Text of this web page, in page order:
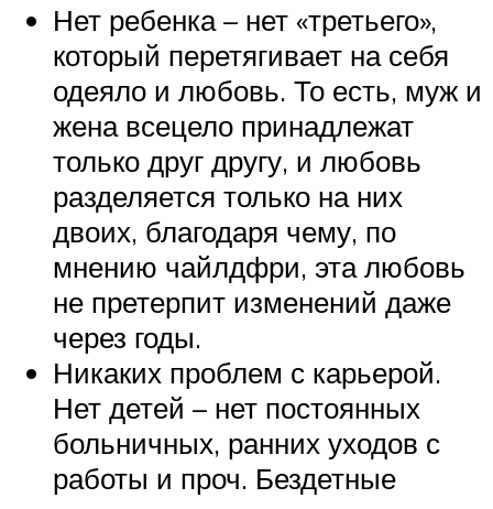
Нет ребенка – нет «третьего»,
который перетягивает на себя
одеяло и любовь. То есть, муж и
жена всецело принадлежат
только друг другу, и любовь
разделяется только на них
двоих, благодаря чему, по
мнению чайлдфри, эта любовь
не претерпит изменений даже
через годы.
Никаких проблем с карьерой.
Нет детей – нет постоянных
больничных, ранних уходов с
работы и проч. Бездетные